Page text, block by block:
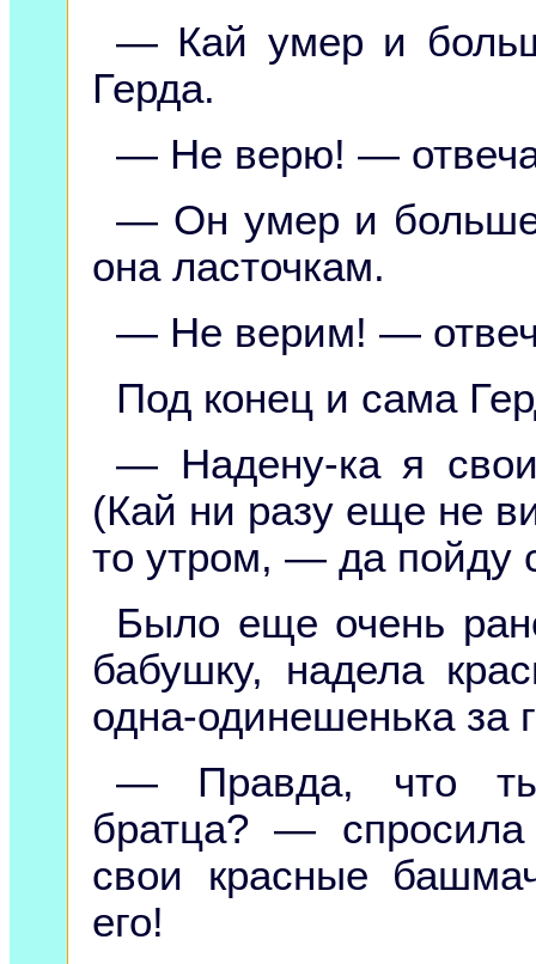
— Кай умер и
Герда.
— Не верю! —
— Он умер и больше
она ласточкам.
— Не верим! —
Под конец и сама
— Надену-ка я
(Кай ни разу еще не
то утром, — да пойду
Было еще очень
бабушку, надела
одна-одинешенька за
— Правда, что ты
братца? —
свои красные
его!